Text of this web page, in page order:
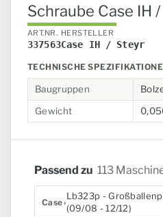
Schraube Case IH
ART.NR.
337563
HERSTELLER
Case IH / Steyr
TECHNISCHE
Baugruppen
Gewicht
Passend zu 113
Case
Lb323p -
(09/08 - 12/12)